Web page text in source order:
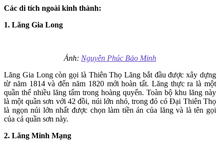
Các di tích ngoài kinh thành:
1. Lăng Gia Long
Ảnh: Nguyễn Phúc Bảo Minh
Lăng Gia Long còn gọi là Thiên Thọ Lăng bắt đầu được xây dựng
từ năm 1814 và đến năm 1820 mới hoàn tất. Lăng thực ra là một
quần thể nhiều lăng tẩm trong hoàng quyến. Toàn bộ khu lăng này
là một quần sơn với 42 đồi, núi lớn nhỏ, trong đó có Đại Thiên Thọ
là ngọn núi lớn nhất được chọn làm tiền án của lăng và là tên gọi
của cả quần sơn này.
2. Lăng Minh Mạng